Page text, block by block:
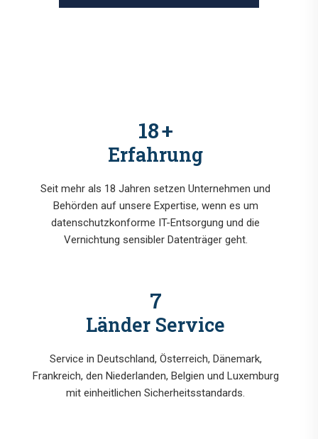
18+
Erfahrung
Seit mehr als 18 Jahren setzen Unternehmen und
Behörden auf unsere Expertise, wenn es um
datenschutzkonforme IT-Entsorgung und die
Vernichtung sensibler Datenträger geht.
7
Länder Service
Service in Deutschland, Österreich, Dänemark,
Frankreich, den Niederlanden, Belgien und Luxemburg
mit einheitlichen Sicherheitsstandards.